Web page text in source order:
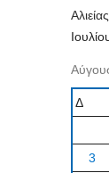
Δ
3